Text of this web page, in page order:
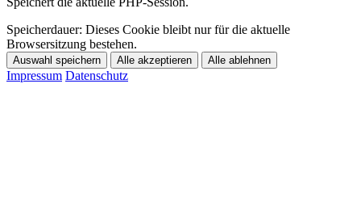
Speicherdauer: Dieses Cookie bleibt nur für die aktuelle
Browsersitzung bestehen.
Auswahl speichern Alle akzeptieren Alle ablehnen
Impressum Datenschutz